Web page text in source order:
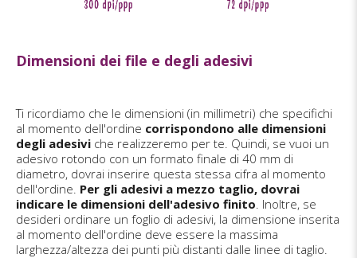
Dimensioni dei file e degli adesivi
Ti ricordiamo che le dimensioni (in millimetri) che specifichi
al momento dell'ordine corrispondono alle dimensioni
degli adesivi che realizzeremo per te. Quindi, se vuoi un
adesivo rotondo con un formato finale di 40 mm di
diametro, dovrai inserire questa stessa cifra al momento
dell'ordine. Per gli adesivi a mezzo taglio, dovrai
indicare le dimensioni dell'adesivo finito . Inoltre, se
desideri ordinare un foglio di adesivi, la dimensione inserita
al momento dell'ordine deve essere la massima
larghezza/altezza dei punti più distanti dalle linee di taglio.